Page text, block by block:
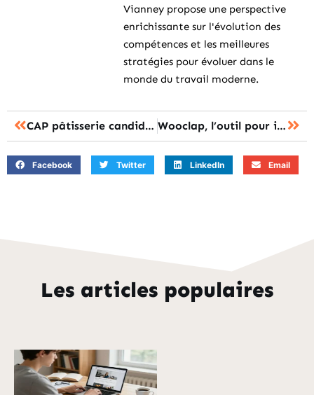
Vianney propose une perspective
enrichissante sur l'évolution des
compétences et les meilleures
stratégies pour évoluer dans le
monde du travail moderne.
CAP pâtisserie candidat libre : toutes les infos Wooclap, l’outil pour interagir durant vos présentations
Facebook Twitter LinkedIn Email
Les articles populaires